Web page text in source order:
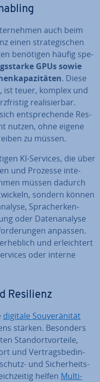
auch beim
einen stra­te­gi­schen
benötigen häufig spe­
GPUs sowie
. Diese
ist teuer, komplex und
rea­li­sier­bar.
ent­spre­chen­de Res­
nutzen, ohne eigene
zu müssen.
KI-Services, die über
und Prozesse in­te­
müssen dadurch
sondern können
Sprach­er­ken­
oder Da­ten­ana­ly­se
anpassen.
und er­leich­tert
oder interne
Resilienz
digitale Sou­ve­rä­ni­tät
stärken. Besonders
Stand­ort­vor­tei­le,
und Ver­trags­be­din­
und Si­cher­heits­
helfen Multi-